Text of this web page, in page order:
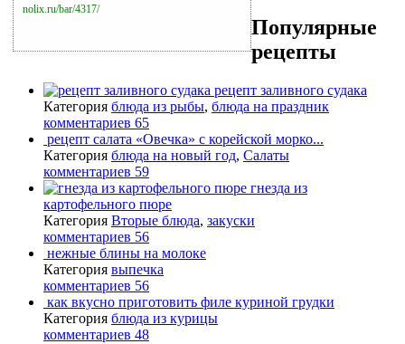
nolix.ru/bar/4317/
Популярные
рецепты
рецепт заливного судака
Категория блюда из рыбы, блюда на праздник
комментариев 65
рецепт салата «Овечка» с корейской морко...
Категория блюда на новый год, Салаты
комментариев 59
гнезда из
картофельного пюре
Категория Вторые блюда, закуски
комментариев 56
нежные блины на молоке
Категория выпечка
комментариев 56
как вкусно приготовить филе куриной грудки
Категория блюда из курицы
комментариев 48